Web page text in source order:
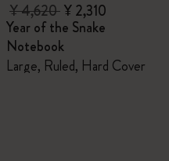
¥ 4,620¥ 2,310
Year of the Snake
Notebook
Large, Ruled, Hard Cover